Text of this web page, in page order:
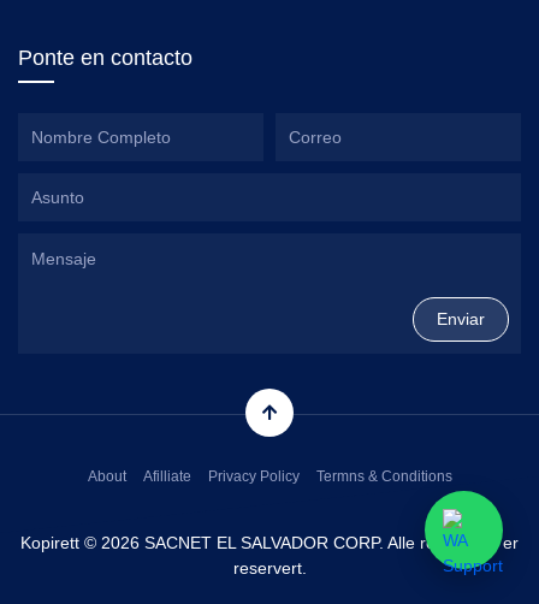
Ponte en contacto
Kopirett © 2026 SACNET EL SALVADOR CORP. Alle rettigheter er
reservert.
About Afilliate Privacy Policy Termns & Conditions